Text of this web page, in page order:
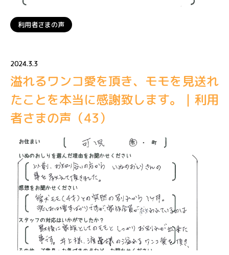
利用者さまの声
2024.3.3
溢れるワンコ愛を頂き、モモを見送れ
たことを本当に感謝致します。｜利用
者さまの声（43）